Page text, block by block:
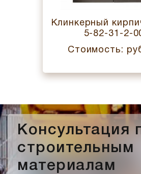
Клинкерный
5-82-31-2-
Стоимость:
Консультация
строительным
материалам